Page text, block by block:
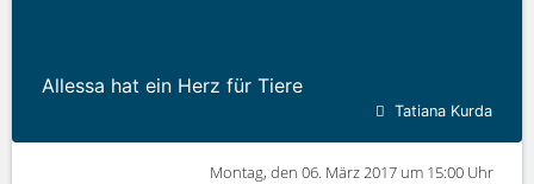
Allessa hat ein Herz für Tiere
Tatiana Kurda
Montag, den 06. März 2017 um 15:00 Uhr